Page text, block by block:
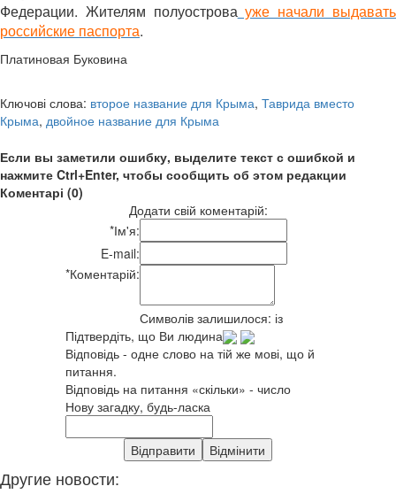
Федерации. Жителям полуостровауже начали выдавать
российские паспорта.
Платиновая Буковина
Ключові слова: второе название для Крыма, Таврида вместо
Крыма, двойное название для Крыма
Если вы заметили ошибку, выделите текст с ошибкой и
нажмите Ctrl+Enter, чтобы сообщить об этом редакции
Коментарі (0)
Додати свій коментарій:
*Ім'я:
E-mail:
*Коментарій:
Символів залишилося: із
Підтвердіть, що Ви людина
Відповідь - одне слово на тій же мові, що й
питання.
Відповідь на питання «скільки» - число
Нову загадку, будь-ласка
Другие новости: